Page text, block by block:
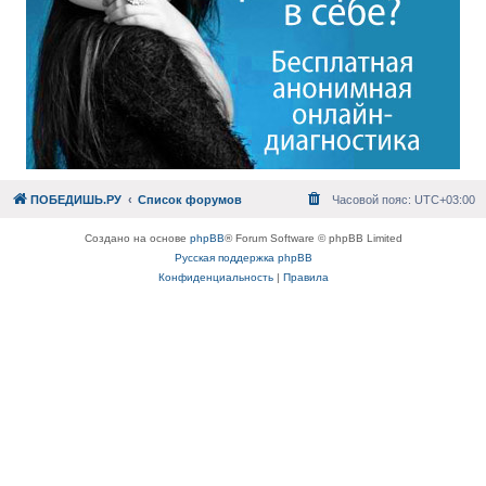
ПОБЕДИШЬ.РУ Список форумов Часовой пояс: UTC+03:00
Создано на основе phpBB® Forum Software © phpBB Limited
Русская поддержка phpBB
Конфиденциальность| Правила